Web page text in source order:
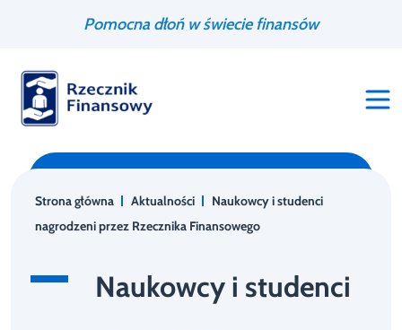
Pomocna dłoń w świecie finansów
Strona główna Aktualności
Naukowcy i studenci
nagrodzeni przez Rzecznika Finansowego
Naukowcy i studenci